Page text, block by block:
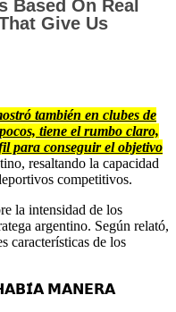
también en clubes de
tiene el rumbo claro,
para conseguir el objetivo
resaltando la capacidad
competitivos.
la intensidad de los
argentino. Según relató,
características de los
𝗠𝗔𝗡𝗘𝗥𝗔